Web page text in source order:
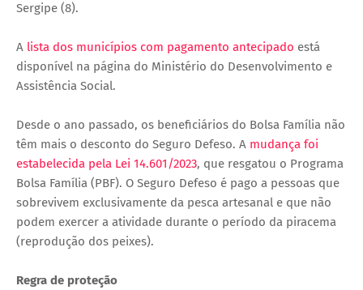
Sergipe (8).
A lista dos municípios com pagamento antecipado está
disponível na página do Ministério do Desenvolvimento e
Assistência Social.
Desde o ano passado, os beneficiários do Bolsa Família não
têm mais o desconto do Seguro Defeso. A mudança foi
estabelecida pela Lei 14.601/2023, que resgatou o Programa
Bolsa Família (PBF). O Seguro Defeso é pago a pessoas que
sobrevivem exclusivamente da pesca artesanal e que não
podem exercer a atividade durante o período da piracema
(reprodução dos peixes).
Regra de proteção